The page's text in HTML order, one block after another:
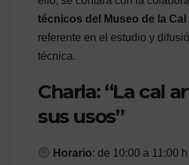
técnicos del Museo de la Cal
referente en el estudio y
técnica.
Charla: “La cal
sus usos”
Horario: de 10:00 a 11:00 h